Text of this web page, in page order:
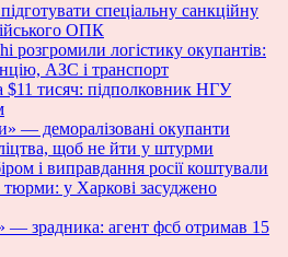
спеціальну санкційну
ОПК
розгромили логістику окупантів:
АЗС і транспорт
$11 тисяч: підполковник НГУ
— деморалізовані окупанти
щоб не йти у штурми
і виправдання росії коштували
тюрми: у Харкові засуджено
зрадника: агент фсб отримав 15